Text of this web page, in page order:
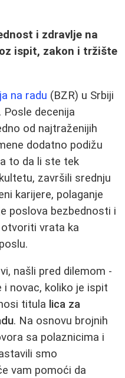
i zdravlje na
ispit, zakon i tržište
na radu (BZR) u Srbiji
Posle decenija
od najtraženijih
dodatno podižu
to da li ste tek
završili srednju
karijere, polaganje
poslova bezbednosti i
vrata ka
našli pred dilemom -
i novac, koliko je ispit
titula lica za
. Na osnovu brojnih
sa polaznicima i
smo
vam pomoći da